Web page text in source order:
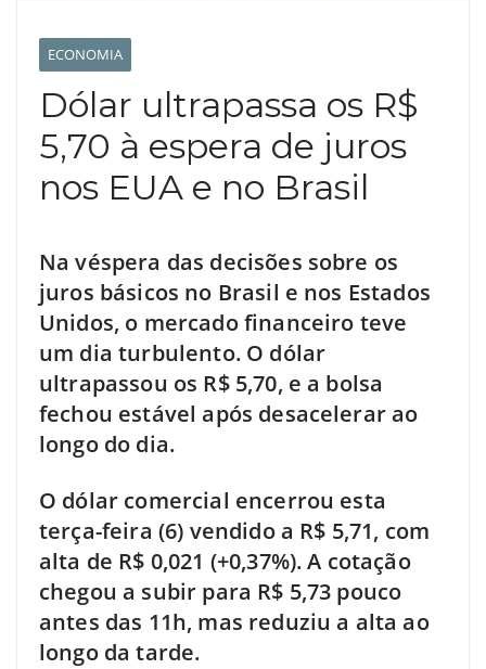
ECONOMIA
Dólar ultrapassa os R$
5,70 à espera de juros
nos EUA e no Brasil
Na véspera das decisões sobre os
juros básicos no Brasil e nos Estados
Unidos, o mercado financeiro teve
um dia turbulento. O dólar
ultrapassou os R$ 5,70, e a bolsa
fechou estável após desacelerar ao
longo do dia.
O dólar comercial encerrou esta
terça-feira (6) vendido a R$ 5,71, com
alta de R$ 0,021 (+0,37%). A cotação
chegou a subir para R$ 5,73 pouco
antes das 11h, mas reduziu a alta ao
longo da tarde.